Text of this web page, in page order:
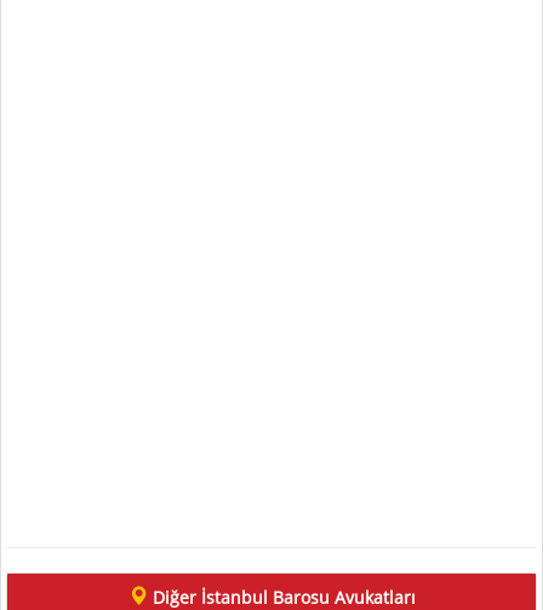
Diğer İstanbul Barosu Avukatları